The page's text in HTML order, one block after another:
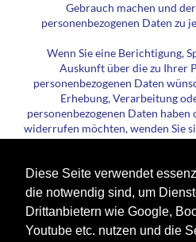
Diese Seite verwendet
die notwendig sind, um
Drittanbietern wie Google,
Youtube etc. nutzen und die
Gebrauch machen und
personenbezogenen Daten zu
Wenn Sie eine Berichtigung,
Auskunft über die zu Ihrer
personenbezogenen Daten
Erhebung, Verarbeitung
personenbezogenen Daten
widerrufen möchten, wenden Sie
Adresse:
Quelle: